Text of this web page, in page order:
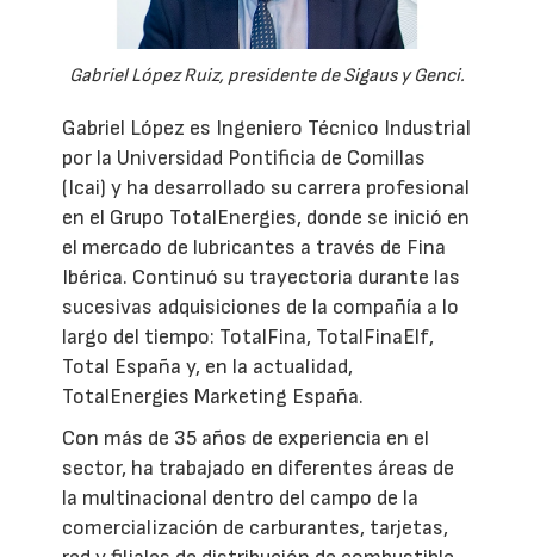
Gabriel López Ruiz, presidente de Sigaus y Genci.
Gabriel López es Ingeniero Técnico Industrial
por la Universidad Pontificia de Comillas
(Icai) y ha desarrollado su carrera profesional
en el Grupo TotalEnergies, donde se inició en
el mercado de lubricantes a través de Fina
Ibérica. Continuó su trayectoria durante las
sucesivas adquisiciones de la compañía a lo
largo del tiempo: TotalFina, TotalFinaElf,
Total España y, en la actualidad,
TotalEnergies Marketing España.
Con más de 35 años de experiencia en el
sector, ha trabajado en diferentes áreas de
la multinacional dentro del campo de la
comercialización de carburantes, tarjetas,